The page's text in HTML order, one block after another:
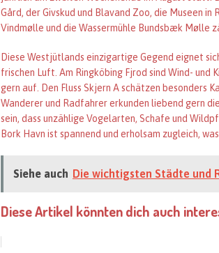
Gård, der Givskud und Blavand Zoo, die Museen
Vindmølle und die Wassermühle Bundsbæk Mølle
Diese Westjütlands einzigartige Gegend eignet
frischen Luft. Am Ringköbing Fjrod sind Wind-
gern auf. Den Fluss Skjern A schätzen besonders
Wanderer und Radfahrer erkunden liebend gern
sein, dass unzählige Vogelarten, Schafe und
Bork Havn ist spannend und erholsam zugleich,
Siehe auch Die wichtigsten Städte und
Diese Artikel könnten dich auch